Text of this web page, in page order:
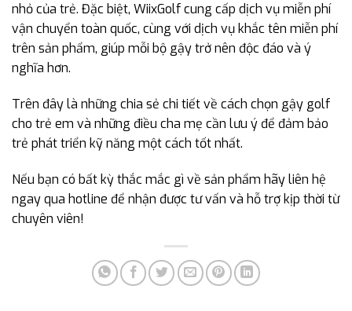
nhỏ của trẻ. Đặc biệt, WiixGolf cung cấp dịch vụ miễn phí
vận chuyển toàn quốc, cùng với dịch vụ khắc tên miễn phí
trên sản phẩm, giúp mỗi bộ gậy trở nên độc đáo và ý
nghĩa hơn.
Trên đây là những chia sẻ chi tiết về cách chọn gậy golf
cho trẻ em và những điều cha mẹ cần lưu ý để đảm bảo
trẻ phát triển kỹ năng một cách tốt nhất.
Nếu bạn có bất kỳ thắc mắc gì về sản phẩm hãy liên hệ
ngay qua hotline để nhận được tư vấn và hỗ trợ kịp thời từ
chuyên viên!